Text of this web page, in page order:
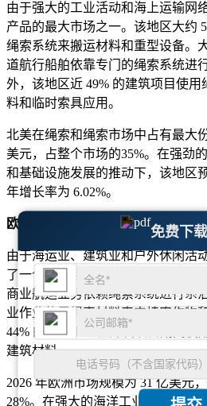
免费下
由于强大的工业活动和海上运输网
产品的最大市场之一。该地区大约
绳索系统来搬运材料和重型设备。
道航行船舶依靠专门的绳索系统进
外，该地区近 49% 的建筑项目使
料和临时索具应用。
北美在绳索和绳索市场中占有最大
美元，占整个市场的35%。在强劲
和基础设施发展的推动下，该地区
年增长率为 6.02%。
欧洲
由于海运业、建筑业和户外休闲活
了一个成熟且稳步扩张的绳索和绳
商业航运业务依赖绳索系统进行系
业作业使用绳索材料来支持农作物
44% 的建筑工地在开发项目期间使
建筑材料。
2026 年欧洲市场规模为 31 亿美元
28%。在强大的海洋工业和整个地